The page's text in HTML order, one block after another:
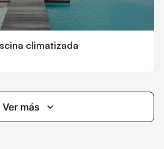
climatizada
Ver más